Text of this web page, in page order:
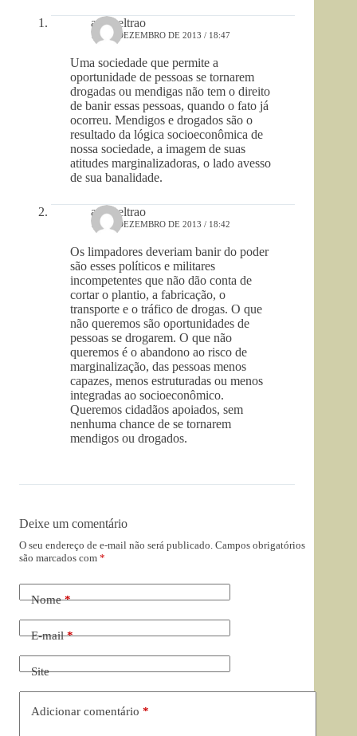
ana beltrao
15 DE DEZEMBRO DE 2013 / 18:47
Uma sociedade que permite a
oportunidade de pessoas se tornarem
drogadas ou mendigas não tem o direito
de banir essas pessoas, quando o fato já
ocorreu. Mendigos e drogados são o
resultado da lógica socioeconômica de
nossa sociedade, a imagem de suas
atitudes marginalizadoras, o lado avesso
de sua banalidade.
ana beltrao
15 DE DEZEMBRO DE 2013 / 18:42
Os limpadores deveriam banir do poder
são esses políticos e militares
incompetentes que não dão conta de
cortar o plantio, a fabricação, o
transporte e o tráfico de drogas. O que
não queremos são oportunidades de
pessoas se drogarem. O que não
queremos é o abandono ao risco de
marginalização, das pessoas menos
capazes, menos estruturadas ou menos
integradas ao socioeconômico.
Queremos cidadãos apoiados, sem
nenhuma chance de se tornarem
mendigos ou drogados.
Deixe um comentário
O seu endereço de e-mail não será publicado. Campos obrigatórios
são marcados com *
Nome*
E-mail*
Site
Adicionar comentário *